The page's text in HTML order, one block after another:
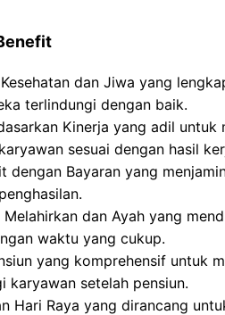
dan Jiwa yang
terlindungi dengan baik.
Kinerja yang adil
sesuai dengan hasil
dengan Bayaran yang
Melahirkan dan Ayah yang
waktu yang cukup.
yang komprehensif untuk
karyawan setelah pensiun.
Hari Raya yang dirancang